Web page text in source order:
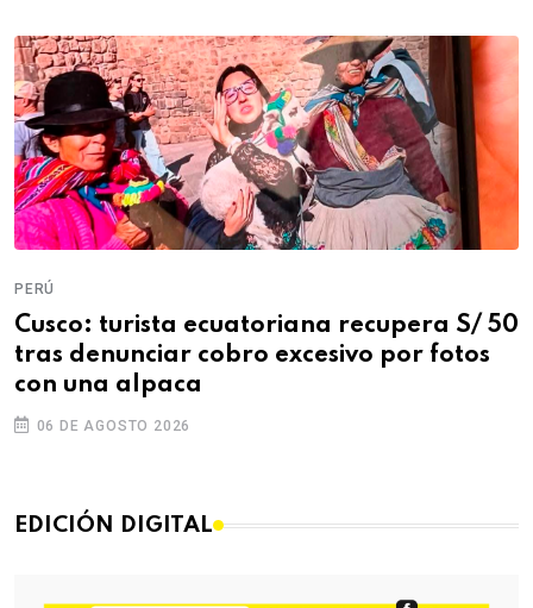
PERÚ
Cusco: turista ecuatoriana recupera S/ 50
tras denunciar cobro excesivo por fotos
con una alpaca
06 DE AGOSTO 2026
EDICIÓN DIGITAL